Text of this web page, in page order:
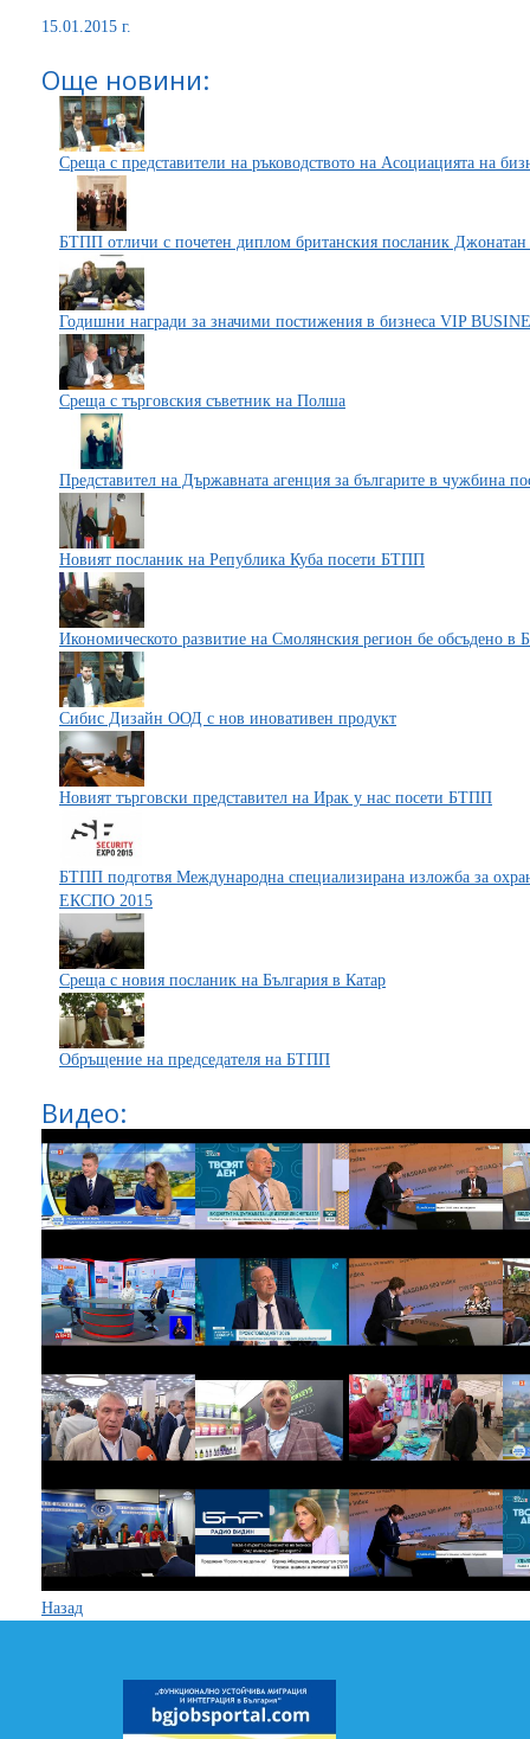
15.01.2015 г.
Още новини:
Среща с представители на ръководството на Асоциацията на
БТПП отличи с почетен диплом британския посланик
Годишни награди за значими постижения в бизнеса VIP
Среща с търговския съветник на Полша
Представител на Държавната агенция за българите в чужбина
Новият посланик на Република Куба посети БТПП
Икономическото развитие на Смолянския регион бе обсъдено в
Сибис Дизайн ООД с нов иновативен продукт
Новият търговски представител на Ирак у нас посети БТПП
БТПП подготвя Международна специализирана изложба за
ЕКСПО 2015
Среща с новия посланик на България в Катар
Обръщение на председателя на БТПП
Видео:
Назад